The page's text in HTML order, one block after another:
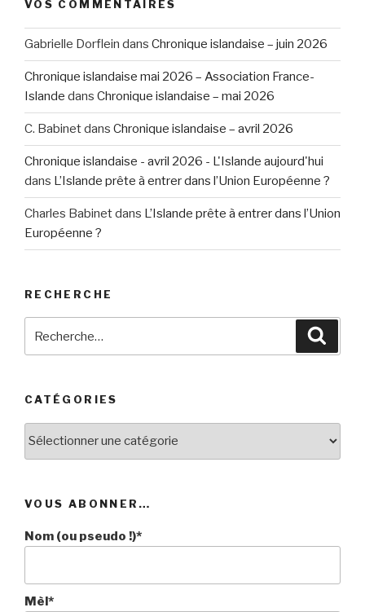
VOS COMMENTAIRES
Gabrielle Dorflein dans Chronique islandaise – juin 2026
Chronique islandaise mai 2026 – Association France-
Islande dans Chronique islandaise – mai 2026
C. Babinetdans Chronique islandaise – avril 2026
Chronique islandaise - avril 2026 - L'Islande aujourd'hui
dans L’Islande prête à entrer dans l’Union Européenne ?
Charles Babinetdans L’Islande prête à entrer dans l’Union
Européenne ?
RECHERCHE
pour
CATÉGORIES
VOUS ABONNER…
Nom (ou pseudo !)*
Mèl*